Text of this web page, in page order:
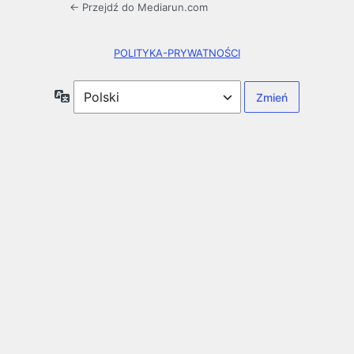
← Przejdź do Mediarun.com
POLITYKA-PRYWATNOŚCI
Język